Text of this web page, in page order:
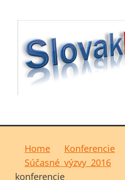
Home Konferencie
Súčasné výzvy 2016
konferencie